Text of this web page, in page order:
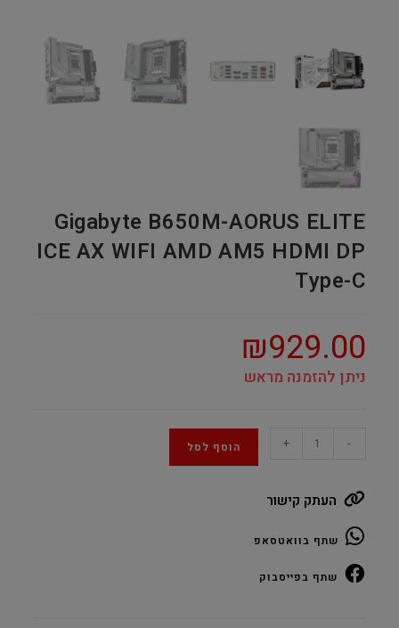
Gigabyte B650M-AORUS ELITE
ICE AX WIFI AMD AM5 HDMI DP
Type-C
₪929.00
ניתן להזמנה מראש
Gigabyte
ELITE
ICE
AX
WIFI
-
+ הוסף לסל
העתק קישור
שתף בוואטסאפ
שתף בפייסבוק